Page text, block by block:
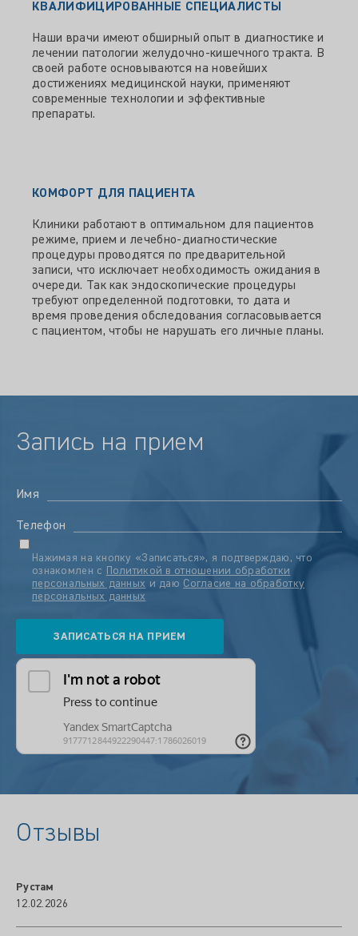
КВАЛИФИЦИРОВАННЫЕ СПЕЦИАЛИСТЫ
Наши врачи имеют обширный опыт в диагностике и
лечении патологии желудочно-кишечного тракта. В
своей работе основываются на новейших
достижениях медицинской науки, применяют
современные технологии и эффективные
препараты.
КОМФОРТ ДЛЯ ПАЦИЕНТА
Клиники работают в оптимальном для пациентов
режиме, прием и лечебно-диагностические
процедуры проводятся по предварительной
записи, что исключает необходимость ожидания в
очереди. Так как эндоскопические процедуры
требуют определенной подготовки, то дата и
время проведения обследования согласовывается
с пациентом, чтобы не нарушать его личные планы.
Запись на прием
Имя
Телефон
Нажимая на кнопку «Записаться», я подтверждаю, что
ознакомлен с
Политикой в отношении обработки
персональных данных и даю Согласие на обработку
персональных данных
Отзывы
Рустам
12.02.2026